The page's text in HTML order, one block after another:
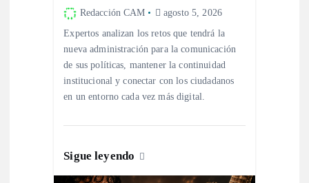
Redacción CAM agosto 5, 2026
Expertos analizan los retos que tendrá la
nueva administración para la comunicación
de sus políticas, mantener la continuidad
institucional y conectar con los ciudadanos
en un entorno cada vez más digital.
Sigue leyendo